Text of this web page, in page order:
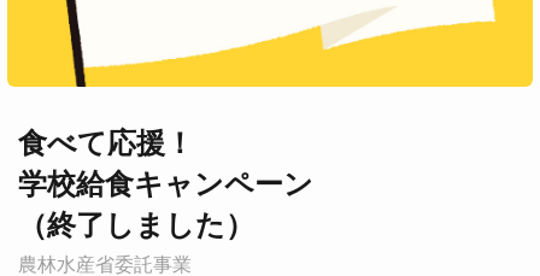
食べて応援！
学校給食キャンペーン
（終了しました）
農林水産省委託事業